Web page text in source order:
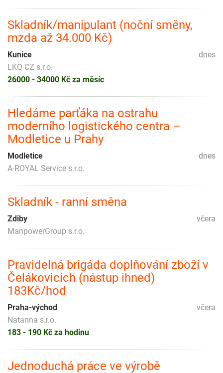
Skladník/manipulant (noční směny,
mzda až 34.000 Kč)
dnes
Kunice
LKQ CZ s.r.o.
26000 - 34000 Kč za měsíc
Hledáme parťáka na ostrahu
moderního logistického centra –
Modletice u Prahy
dnes
Modletice
A-ROYAL Service s.r.o.
Skladník - ranní směna
včera
Zdiby
ManpowerGroup s.r.o.
Pravidelná brigáda doplňování zboží v
Čelákovicích (nástup ihned)
183Kč/hod
včera
Praha-východ
Natanna s.r.o.
183 - 190 Kč za hodinu
Jednoduchá práce ve výrobě